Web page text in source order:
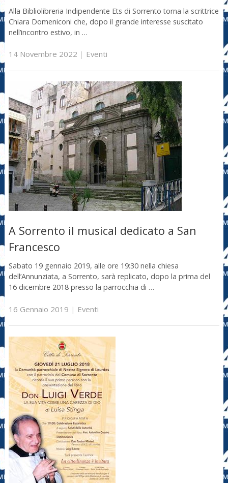
Alla Bibliolibreria Indipendente Ets di Sorrento torna la scrittrice
Chiara Domeniconi che, dopo il grande interesse suscitato
nell’incontro estivo, in …
14 Novembre 2022 | Eventi
A Sorrento il musical dedicato a San
Francesco
Sabato 19 gennaio 2019, alle ore 19:30 nella chiesa
dell’Annunziata, a Sorrento, sarà replicato, dopo la prima del
16 dicembre 2018 presso la parrocchia di …
16 Gennaio 2019 | Eventi